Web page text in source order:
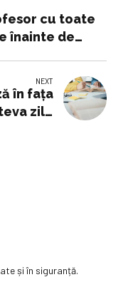
cu toate
înainte de
NEXT
în fața
zile
și în siguranță.